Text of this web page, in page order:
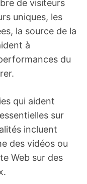
de visiteurs
uniques, les
la source de la
à
du
qui aident
sur
incluent
des vidéos ou
Web sur des